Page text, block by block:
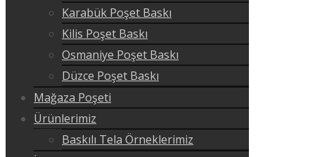
Karabük Poşet Baskı
Kilis Poşet Baskı
Osmaniye Poşet Baskı
Düzce Poşet Baskı
Mağaza Poşeti
Ürünlerimiz
Baskılı Tela Örneklerimiz